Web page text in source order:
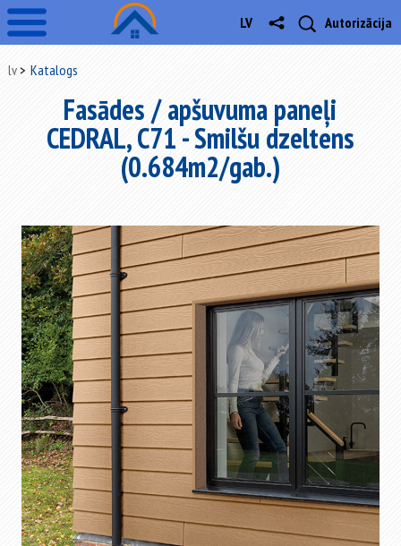
Autorizācija
LV
lv Katalogs
Fasādes / apšuvuma paneļi
CEDRAL, C71 - Smilšu dzeltens
(0.684m2/gab.)